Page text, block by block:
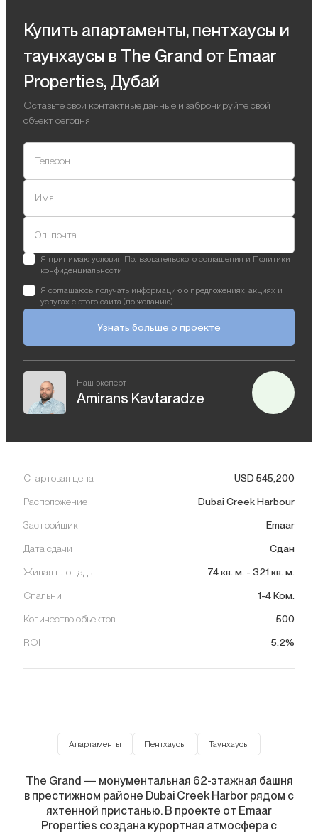
Купить апартаменты, пентхаусы и
таунхаусы в The Grand от Emaar
Properties, Дубай
Оставьте свои контактные данные и забронируйте свой
объект сегодня
Телефон
Имя
Эл. почта
Я принимаю условия Пользовательского соглашения и Политики
конфиденциальности
Я соглашаюсь получать информацию о предложениях, акциях и
услугах с этого сайта (по желанию)
Узнать больше о проекте
Наш эксперт
Amirans Kavtaradze
Стартовая цена USD 545,200
Расположение Dubai Creek Harbour
Застройщик Emaar
Дата сдачи Сдан
Жилая площадь 74кв. м. - 321кв. м.
Спальни 1-4 Ком.
Количество объектов 500
ROI 5.2%
Апартаменты Пентхаусы Таунхаусы
The Grand — монументальная 62-этажная башня
в престижном районе Dubai Creek Harbor рядом с
яхтенной пристанью. В проекте от Emaar
Properties создана курортная атмосфера с